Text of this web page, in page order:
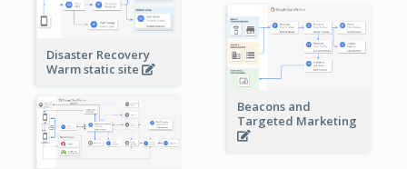
Disaster Recovery
Warm static site
Beacons and
Targeted Marketing